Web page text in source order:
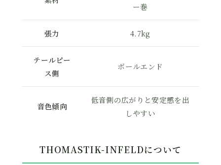
ー巻
張力 4.7kg
テールピー
ス側
ボールエンド
音色傾向
低音側の広がりと安定感を出
しやすい
THOMASTIK-INFELDについて